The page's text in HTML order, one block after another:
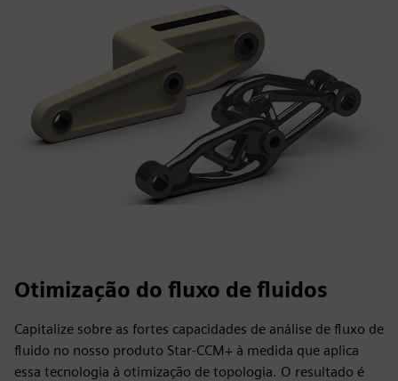
Otimização do fluxo de fluidos
Capitalize sobre as fortes capacidades de análise de fluxo de
fluido no nosso produto Star-CCM+ à medida que aplica
essa tecnologia à otimização de topologia. O resultado é